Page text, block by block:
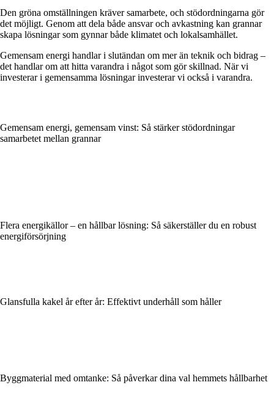
Den gröna omställningen kräver samarbete, och stödordningarna gör
det möjligt. Genom att dela både ansvar och avkastning kan grannar
skapa lösningar som gynnar både klimatet och lokalsamhället.
Gemensam energi handlar i slutändan om mer än teknik och bidrag –
det handlar om att hitta varandra i något som gör skillnad. När vi
investerar i gemensamma lösningar investerar vi också i varandra.
Gemensam energi, gemensam vinst: Så stärker stödordningar
samarbetet mellan grannar
Flera energikällor – en hållbar lösning: Så säkerställer du en robust
energiförsörjning
Glansfulla kakel år efter år: Effektivt underhåll som håller
Byggmaterial med omtanke: Så påverkar dina val hemmets hållbarhet